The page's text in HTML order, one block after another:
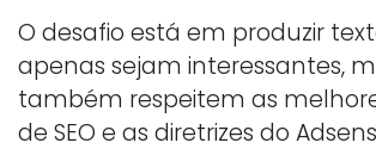
O desafio está em produzir
apenas sejam interessantes,
também respeitem as
de SEO e as diretrizes do